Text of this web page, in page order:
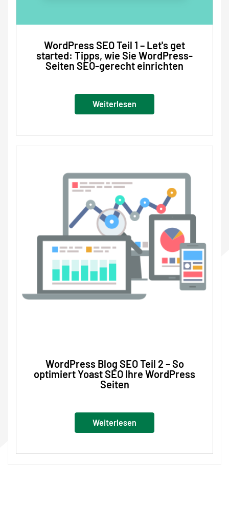
WordPress SEO Teil 1 – Let's get
started: Tipps, wie Sie WordPress-
Seiten SEO-gerecht einrichten
Weiterlesen
WordPress Blog SEO Teil 2 – So
optimiert Yoast SEO Ihre WordPress
Seiten
Weiterlesen